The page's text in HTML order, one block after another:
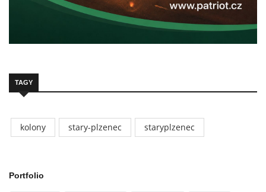
TAGY
kolony stary-plzenec staryplzenec
Portfolio